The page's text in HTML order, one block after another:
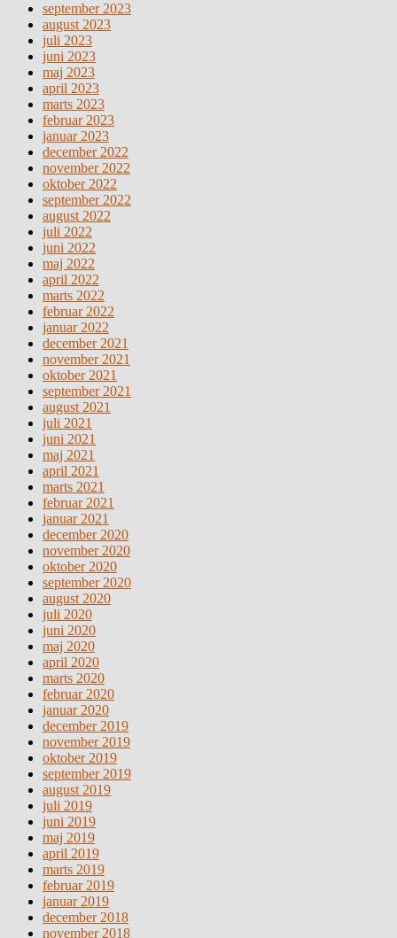
september 2023
august 2023
juli 2023
juni 2023
maj 2023
april 2023
marts 2023
februar 2023
januar 2023
december 2022
november 2022
oktober 2022
september 2022
august 2022
juli 2022
juni 2022
maj 2022
april 2022
marts 2022
februar 2022
januar 2022
december 2021
november 2021
oktober 2021
september 2021
august 2021
juli 2021
juni 2021
maj 2021
april 2021
marts 2021
februar 2021
januar 2021
december 2020
november 2020
oktober 2020
september 2020
august 2020
juli 2020
juni 2020
maj 2020
april 2020
marts 2020
februar 2020
januar 2020
december 2019
november 2019
oktober 2019
september 2019
august 2019
juli 2019
juni 2019
maj 2019
april 2019
marts 2019
februar 2019
januar 2019
december 2018
november 2018